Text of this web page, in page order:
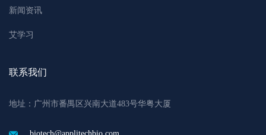
新闻资讯
艾学习
联系我们
地址：广州市番禺区兴南大道483号华粤大厦